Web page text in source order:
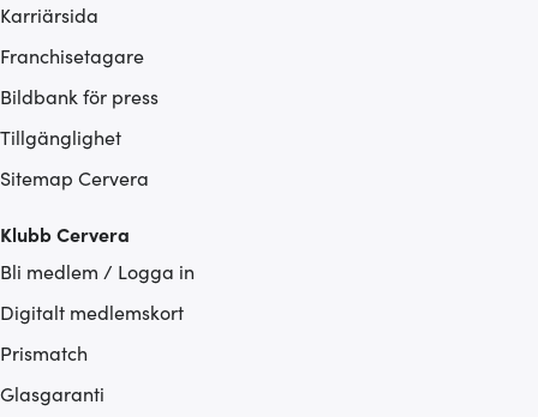
Karriärsida
Franchisetagare
Bildbank för press
Tillgänglighet
Sitemap Cervera
Klubb Cervera
Bli medlem / Logga in
Digitalt medlemskort
Prismatch
Glasgaranti